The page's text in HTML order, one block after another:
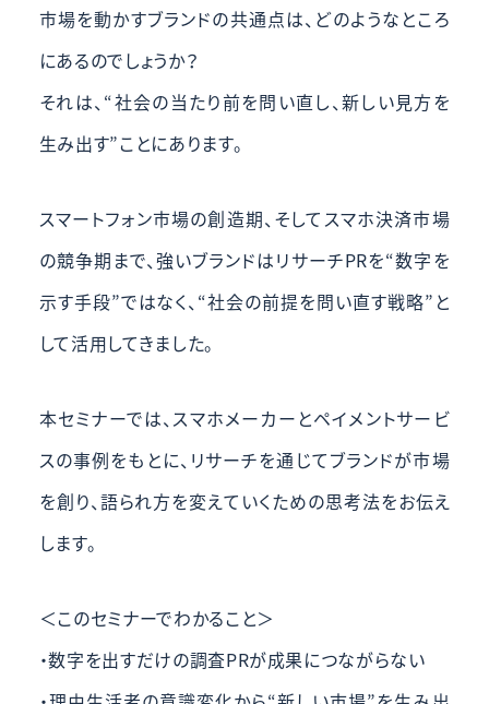
市場を動かすブランドの共通点は、どのようなところ
にあるのでしょうか？
それは、 “社会の当たり前を問い直し、新しい見方を
生み出す”ことにあります。
スマートフォン市場の創造期、そしてスマホ決済市場
の競争期まで、強いブランドはリサーチPRを“数字を
示す手段”ではなく、“社会の前提を問い直す戦略”と
して活用してきました。
本セミナーでは、スマホメーカーとペイメントサービ
スの事例をもとに、 リサーチを通じてブランドが市場
を創り、語られ方を変えていくための思考法をお伝え
します。
＜このセミナーでわかること＞
・数字を出すだけの調査PRが成果につながらない